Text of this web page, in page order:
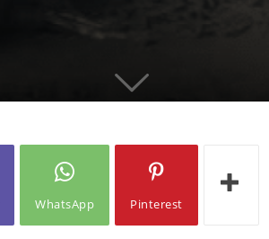
WhatsApp Pinterest